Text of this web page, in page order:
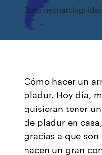
Buku neonatologi
Cómo hacer un
pladur. Hoy día,
quisieran tener
de pladur en
gracias a que
hacen un gran